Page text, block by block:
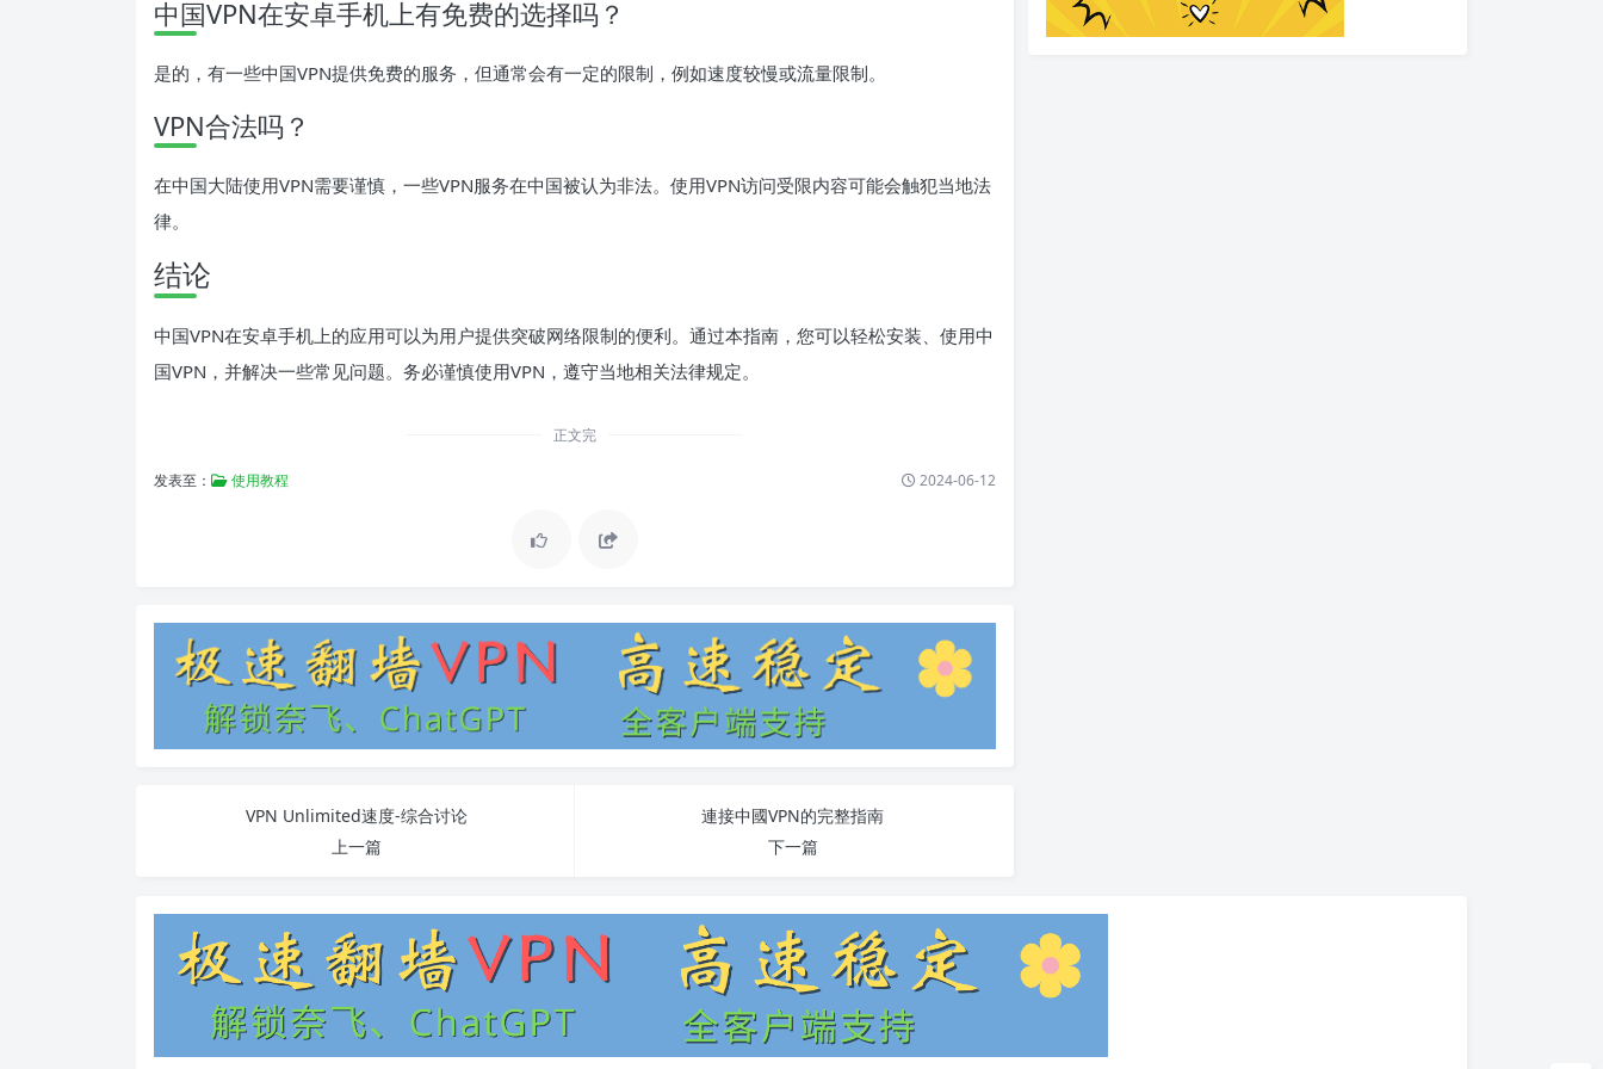
中国VPN在安卓手机上有免费的选择吗？
是的，有一些中国VPN提供免费的服务，但通常会有一定的限制，例如速度较慢或流量限制。
VPN合法吗？
在中国大陆使用VPN需要谨慎，一些VPN服务在中国被认为非法。使用VPN访问受限内容可能会触犯当地法
律。
结论
中国VPN在安卓手机上的应用可以为用户提供突破网络限制的便利。通过本指南，您可以轻松安装、使用中
国VPN，并解决一些常见问题。务必谨慎使用VPN，遵守当地相关法律规定。
正文完
发表至： 使用教程 2024-06-12
VPN Unlimited速度-综合讨论
上一篇
連接中國VPN的完整指南
下一篇